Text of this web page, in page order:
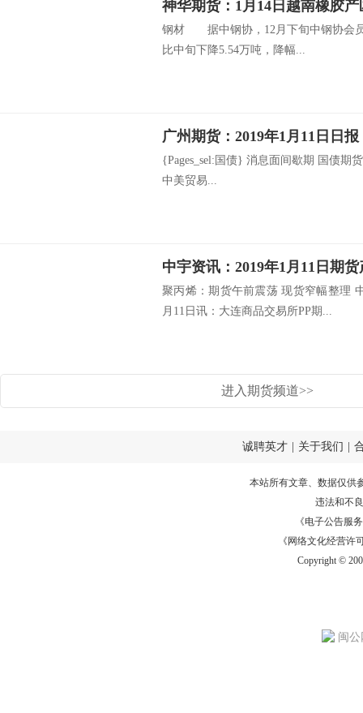
神华期货：1月14日越南橡胶
钢材 据中钢协，12月下旬中钢协会员
比中旬下降5.54万吨，降幅...
广州期货：2019年1月11日日报
{Pages_sel:国债} 消息面间歇期 国债期
中美贸易...
中宇资讯：2019年1月11日期
聚丙烯：期货午前震荡 现货窄幅整理
月11日讯：大连商品交易所PP期...
进入期货频道>>
诚聘英才 关于我们
本站所有文章、数据仅供
违法和不
《电子公告服务
《网络文化经营许
Copyright ©
闽公